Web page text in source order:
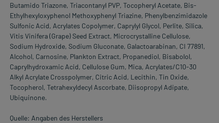
Butamido Triazone, Triacontanyl PVP, Tocopheryl Acetate, Bis-
Ethylhexyloxyphenol Methoxyphenyl Triazine, Phenylbenzimidazole
Sulfonic Acid, Acrylates Copolymer, Caprylyl Glycol, Perlite, Silica,
Vitis Vinifera (Grape) Seed Extract, Microcrystalline Cellulose,
Sodium Hydroxide, Sodium Gluconate, Galactoarabinan, CI 77891,
Alcohol, Carnosine, Plankton Extract, Propanediol, Bisabolol,
Caprylhydroxamic Acid, Cellulose Gum, Mica, Acrylates/C10-30
Alkyl Acrylate Crosspolymer, Citric Acid, Lecithin, Tin Oxide,
Tocopherol, Tetrahexyldecyl Ascorbate, Diisopropyl Adipate,
Ubiquinone.
Quelle: Angaben des Herstellers